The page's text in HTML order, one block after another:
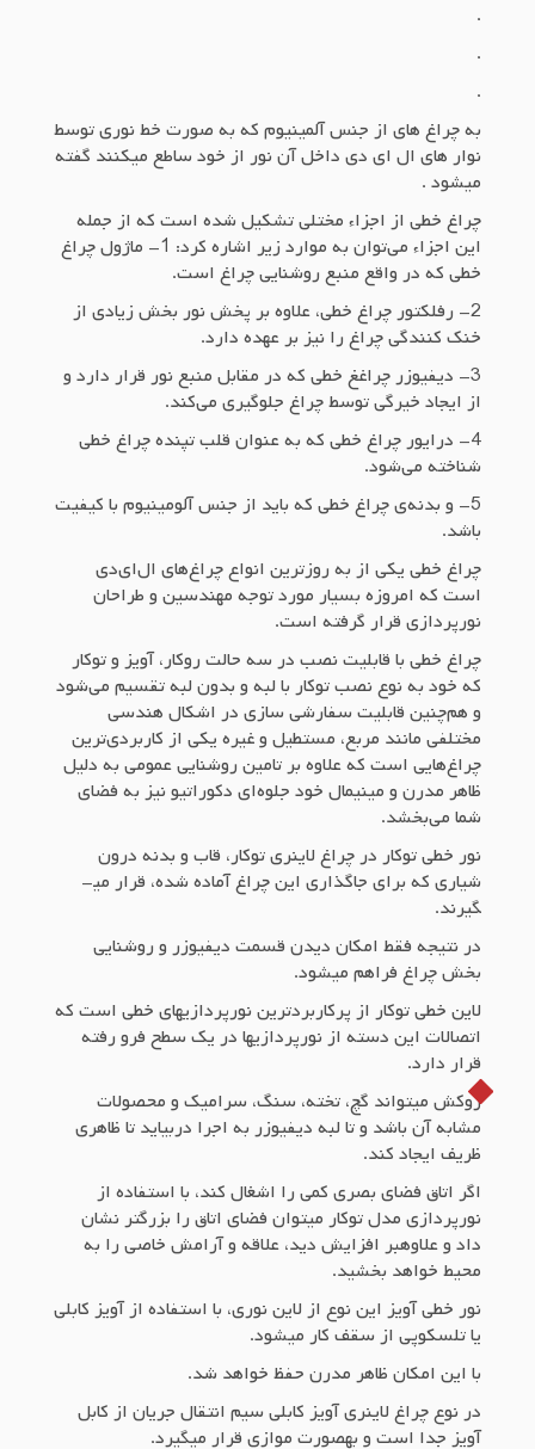
.
.
.
به چراغ های از جنس آلمینیوم که به صورت خط نوری توسط
نوار های ال ای دی داخل آن نور از خود ساطع میکنند گفته
میشود .
چراغ خطی از اجزاء مختلی تشکیل شده است که از جمله
این اجزاء می‌توان به موارد زیر اشاره کرد: 1- ماژول چراغ
خطی که در واقع منبع روشنایی چراغ است.
2- رفلکتور چراغ خطی، علاوه بر پخش نور بخش زیادی از
خنک کنندگی چراغ را نیز بر عهده دارد.
3- دیفیوزر چراغغ خطی که در مقابل منبع نور قرار دارد و
از ایجاد خیرگی توسط چراغ جلوگیری می‌کند.
4- درایور چراغ خطی که به عنوان قلب تپنده چراغ خطی
شناخته می‌شود.
5- و بدنه‌ی چراغ خطی که باید از جنس آلومینیوم با کیفیت
باشد.
چراغ خطی یکی از به روزترین انواع چراغ‌های ال‌ای‌دی
است که امروزه بسیار مورد توجه مهندسین و طراحان
نورپردازی قرار گرفته است.
چراغ خطی با قابلیت نصب در سه حالت روکار، آویز و توکار
که خود به نوع نصب توکار با لبه و بدون لبه تقسیم می‌شود
و هم‌چنین قابلیت سفارشی سازی در اشکال هندسی
مختلفی مانند مربع، مستطیل و غیره یکی از کاربردی‌ترین
چراغ‌هایی است که علاوه بر تامین روشنایی عمومی به دلیل
ظاهر مدرن و مینیمال خود جلوه‌ای دکوراتیو نیز به فضای
شما می‌بخشد.
نور خطی توکار در چراغ لاینری توکار، قاب و بدنه درون
شیاری که برای جاگذاری این چراغ آماده شده، قرار می­
گیرند.
در نتیجه فقط امکان دیدن قسمت دیفیوزر و روشنایی
بخش چراغ فراهم می­شود.
لاین خطی توکار از پرکاربردترین نورپردازی­های خطی است که
اتصالات این دسته از نورپردازی­ها در یک سطح فرو رفته
قرار دارد.
روکش می­تواند گچ، تخته، سنگ، سرامیک و محصولات
مشابه آن باشد و تا لبه دیفیوزر به اجرا دربیاید تا ظاهری
ظریف ایجاد کند.
اگر اتاق فضای بصری کمی را اشغال کند، با استفاده از
نورپردازی مدل توکار می­توان فضای اتاق را بزرگ­تر نشان
داد و علاوه­بر افزایش دید، علاقه و آرامش خاصی را به
محیط خواهد بخشید.
نور خطی آویز این نوع از لاین نوری، با استفاده از آویز کابلی
یا تلسکوپی از سقف کار می­شود.
با این امکان ظاهر مدرن حفظ خواهد شد.
در نوع چراغ لاینری آویز کابلی سیم انتقال جریان از کابل
آویز جدا است و به­صورت موازی قرار می­گیرد.